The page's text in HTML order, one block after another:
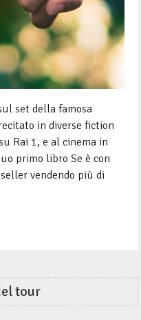
set della famosa
in diverse fiction
Rai 1, e al cinema in
primo libro Se è con
vendendo più di
tour